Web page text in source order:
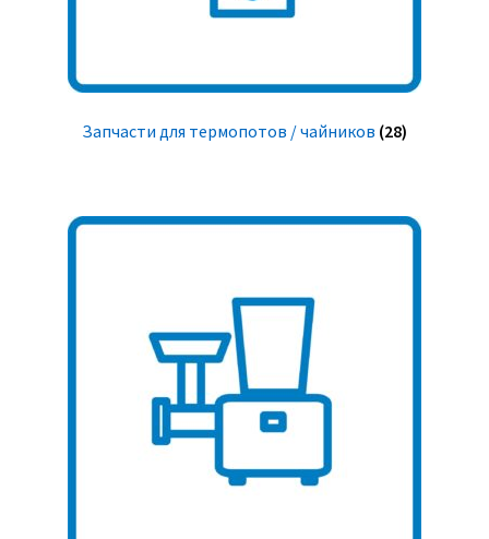
Запчасти для термопотов / чайников (28)